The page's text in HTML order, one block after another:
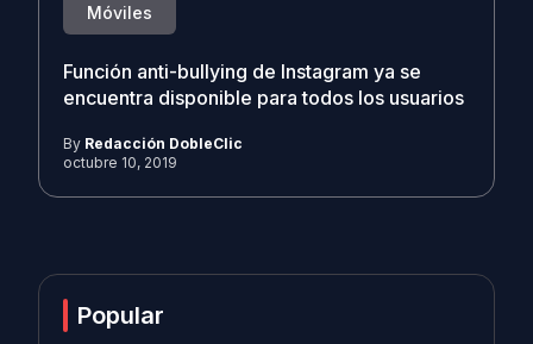
Móviles
Función anti-bullying de Instagram ya se
encuentra disponible para todos los usuarios
By Redacción DobleClic
octubre 10, 2019
Popular